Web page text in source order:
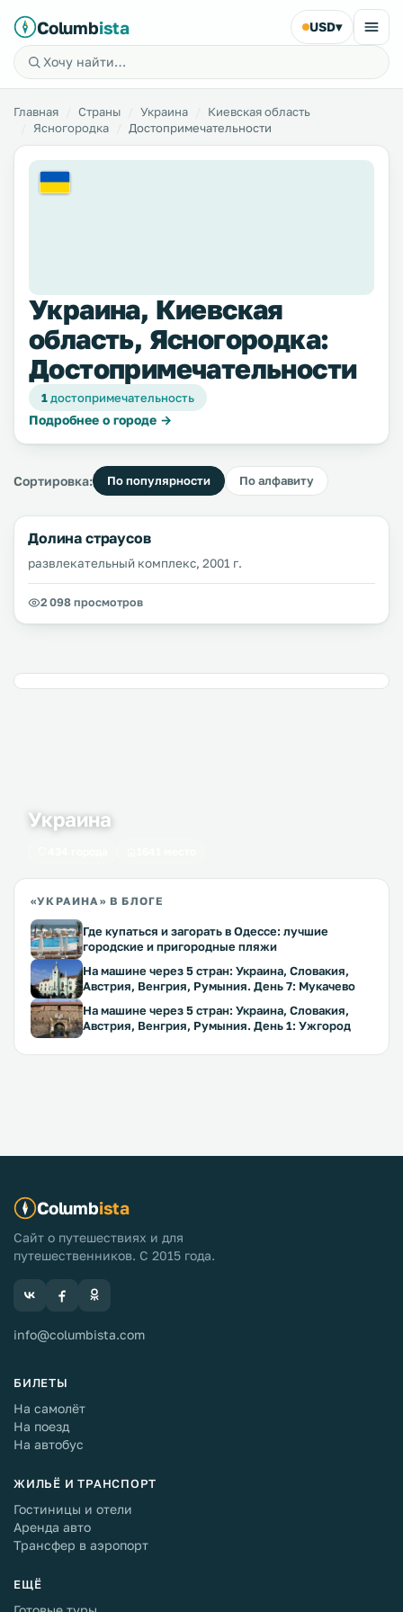
Columbista USD▾
Главная Страны Украина
Киевская область
Ясногородка
Достопримечательности
Украина, Киевская
область, Ясногородка:
Достопримечательности
1достопримечательность
Подробнее о городе →
Сортировка: По популярности По алфавиту
Долина страусов
развлекательный комплекс, 2001 г.
2 098 просмотров
Украина
«УКРАИНА» В БЛОГЕ
Где купаться и загорать в Одессе: лучшие
городские и пригородные пляжи
На машине через 5 стран: Украина, Словакия,
Австрия, Венгрия, Румыния. День 7: Мукачево
На машине через 5 стран: Украина, Словакия,
Австрия, Венгрия, Румыния. День 1: Ужгород
Columbista
Сайт о путешествиях и для
путешественников. С 2015 года.
info@columbista.com
БИЛЕТЫ
На самолёт
На поезд
На автобус
ЖИЛЬЁ И ТРАНСПОРТ
Гостиницы и отели
Аренда авто
Трансфер в аэропорт
ЕЩЁ